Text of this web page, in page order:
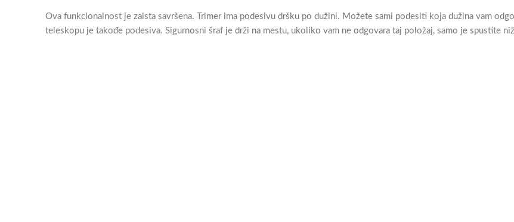
Ova funkcionalnost je zaista savršena. Trimer ima podesivu dršku po dužini. Možete sami podesiti koja dužina vam
teleskopu je takođe podesiva. Sigurnosni šraf je drži na mestu, ukoliko vam ne odgovara taj položaj, samo je spustite